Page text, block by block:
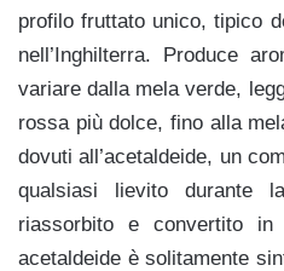
profilo fruttato unico, tipico
nell’Inghilterra. Produce
variare dalla mela verde,
rossa più dolce, fino alla
dovuti all’acetaldeide, un
qualsiasi lievito durante
riassorbito e convertito
acetaldeide è solitamente